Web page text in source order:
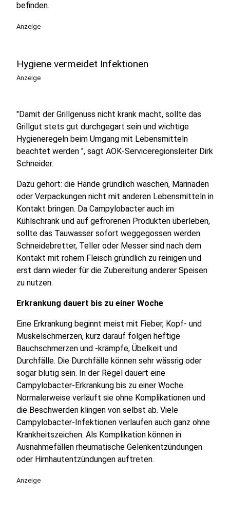
befinden.
Anzeige
Hygiene vermeidet Infektionen
Anzeige
"Damit der Grillgenuss nicht krank macht, sollte das
Grillgut stets gut durchgegart sein und wichtige
Hygieneregeln beim Umgang mit Lebensmitteln
beachtet werden ", sagt AOK-Serviceregionsleiter Dirk
Schneider.
Dazu gehört: die Hände gründlich waschen, Marinaden
oder Verpackungen nicht mit anderen Lebensmitteln in
Kontakt bringen. Da Campylobacter auch im
Kühlschrank und auf gefrorenen Produkten überleben,
sollte das Tauwasser sofort weggegossen werden.
Schneidebretter, Teller oder Messer sind nach dem
Kontakt mit rohem Fleisch gründlich zu reinigen und
erst dann wieder für die Zubereitung anderer Speisen
zu nutzen.
Erkrankung dauert bis zu einer Woche
Eine Erkrankung beginnt meist mit Fieber, Kopf- und
Muskelschmerzen, kurz darauf folgen heftige
Bauchschmerzen und -krämpfe, Übelkeit und
Durchfälle. Die Durchfälle können sehr wässrig oder
sogar blutig sein. In der Regel dauert eine
Campylobacter-Erkrankung bis zu einer Woche.
Normalerweise verläuft sie ohne Komplikationen und
die Beschwerden klingen von selbst ab. Viele
Campylobacter-Infektionen verlaufen auch ganz ohne
Krankheitszeichen. Als Komplikation können in
Ausnahmefällen rheumatische Gelenkentzündungen
oder Hirnhautentzündungen auftreten.
Anzeige